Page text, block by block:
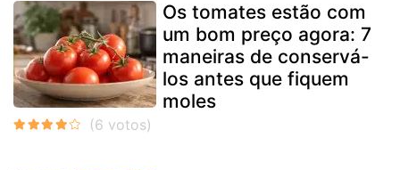
Os tomates estão com
um bom preço agora: 7
maneiras de conservá-
los antes que fiquem
moles